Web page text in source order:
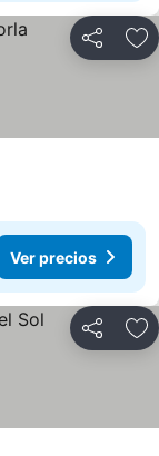
Compartir
Ver precios
Compartir